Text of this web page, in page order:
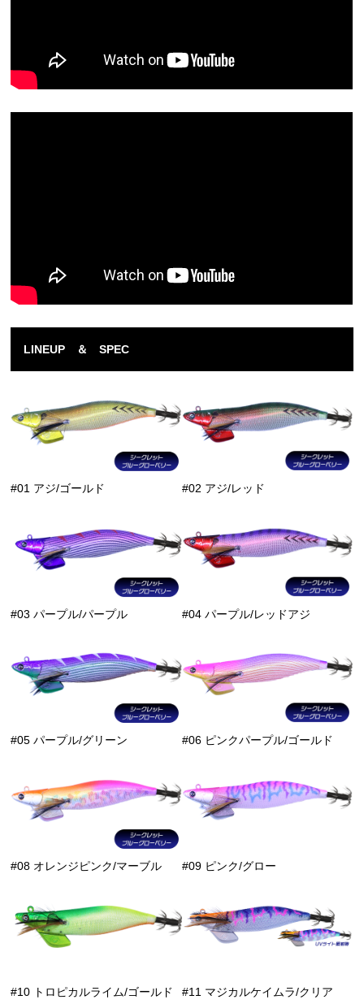
LINEUP ＆ SPEC
#01 アジ/ゴールド #02 アジ/レッド
#03 パープル/パープル #04 パープル/レッドアジ
#05 パープル/グリーン #06 ピンクパープル/ゴールド
#08 オレンジピンク/マーブル #09 ピンク/グロー
#10 トロピカルライム/ゴールド #11 マジカルケイムラ/クリア